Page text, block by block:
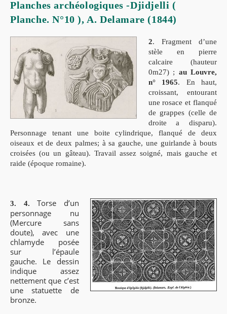
Planches archéologiques -Djidjelli (
Planche. N°10 ), A. Delamare (1844)
2. Fragment d’une
stèle en pierre
calcaire (hauteur
0m27) ; au Louvre,
n° 1965. En haut,
croissant, entourant
une rosace et flanqué
de grappes (celle de
droite a disparu).
Personnage tenant une boite cylindrique, flanqué de deux
oiseaux et de deux palmes; à sa gauche, une guirlande à bouts
croisées (ou un gâteau). Travail assez soigné, mais gauche et
raide (époque romaine).
3. 4.
Torse d’un
personnage nu
(Mercure sans
doute), avec une
chlamyde posée
sur l’épaule
gauche. Le dessin
indique assez
nettement que c’est
une statuette de
bronze.